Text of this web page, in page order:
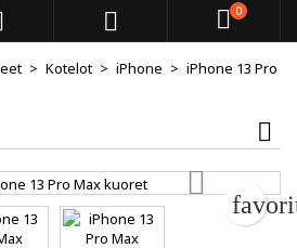
 0
Kotelot iPhone
iPhone 13 Pro